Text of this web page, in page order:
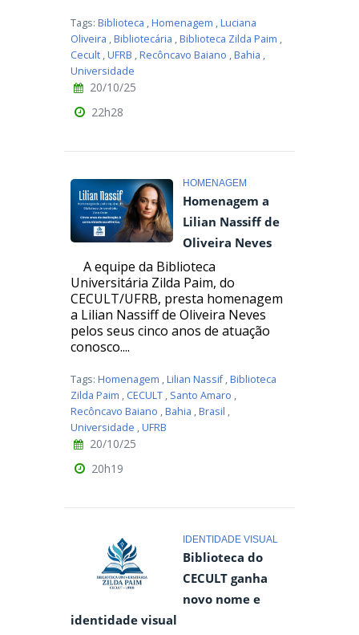
Tags: Biblioteca ,Homenagem ,Luciana
Oliveira ,Bibliotecária ,Biblioteca Zilda Paim ,
Cecult ,UFRB ,Recôncavo Baiano ,Bahia ,
Universidade
20/10/25
22h28
HOMENAGEM
Homenagem a
Lilian Nassiff de
Oliveira Neves
A equipe da Biblioteca
Universitária Zilda Paim, do
CECULT/UFRB, presta homenagem
a Lilian Nassiff de Oliveira Neves
pelos seus cinco anos de atuação
conosco....
Tags: Homenagem ,Lilian Nassif ,Biblioteca
Zilda Paim , CECULT , Santo Amaro ,
Recôncavo Baiano ,Bahia ,Brasil ,
Universidade ,UFRB
20/10/25
20h19
IDENTIDADE VISUAL
Biblioteca do
CECULT ganha
novo nome e
identidade visual